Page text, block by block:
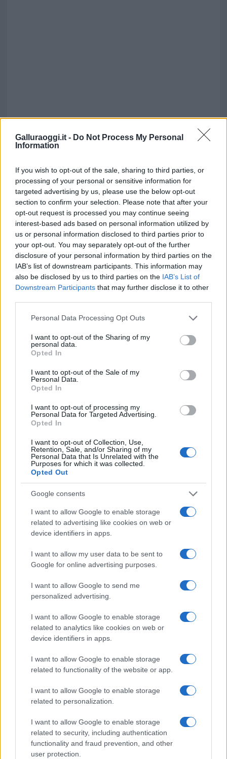
Galluraoggi.it - Do Not Process My Personal
Information
If you wish to opt-out of the sale, sharing to third parties, or
processing of your personal or sensitive information for
targeted advertising by us, please use the below opt-out
section to confirm your selection. Please note that after your
opt-out request is processed you may continue seeing
interest-based ads based on personal information utilized by
us or personal information disclosed to third parties prior to
your opt-out. You may separately opt-out of the further
disclosure of your personal information by third parties on the
IAB’s list of downstream participants. This information may
also be disclosed by us to third parties on the IAB’s List of
Downstream Participants that may further disclose it to other
Please note that this website/app uses one or more Google
not limited to your visit or usage behaviour. You may click to
grant or deny consent to Google and its third-party tags to
use your data for below specified purposes in below Google
consent section.
Personal Data Processing Opt Outs
I want to opt-out of the Sharing of my
personal data.
Opted In
I want to opt-out of the Sale of my
Personal Data.
Opted In
I want to opt-out of processing my
Personal Data for Targeted Advertising.
Opted In
I want to opt-out of Collection, Use,
Retention, Sale, and/or Sharing of my
Personal Data that Is Unrelated with the
Purposes for which it was collected.
Opted Out
Google consents
I want to allow Google to enable storage
related to advertising like cookies on web or
device identifiers in apps.
I want to allow my user data to be sent to
Google for online advertising purposes.
I want to allow Google to send me
personalized advertising.
I want to allow Google to enable storage
related to analytics like cookies on web or
device identifiers in apps.
I want to allow Google to enable storage
related to functionality of the website or app.
I want to allow Google to enable storage
related to personalization.
I want to allow Google to enable storage
related to security, including authentication
functionality and fraud prevention, and other
user protection.
Vuoi rimuovere le pubblicità nazionali?
Puoi abbonarti asoli € 1,10 al mese
cliccandoqui
Sei già abbonato?
Puoi effettuare l'accesso andando nella
sezione Login
dal menù del sito o
Bookolica Tempio
Bookolica Tempio Pausania
Notizie Tempio
Notizie in tempo reale?
GalluraOggi.it
Inviaci le tue segnalazioni,
Su WhatsApp al numero +39
345 356 7512
Ricevi le nostre ultime news
daGoogle News
Condividi l'articolo
F
a
ce
b
o
T
w
it
te
r
Pi
n
te
re
st
W
h
at
s
A
S
h
re
Prossimo articolo